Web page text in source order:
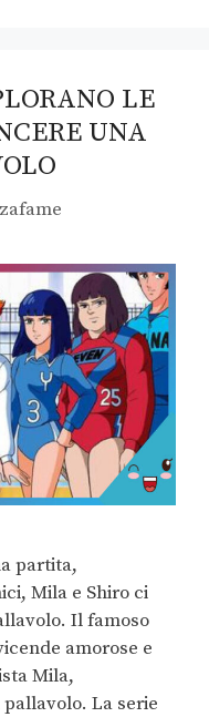
LE
UNA
partita,
Mila e Shiro ci
Il famoso
amorose e
Mila,
La serie